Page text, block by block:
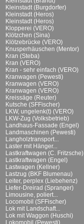
Kleinstadt (Burgdorfer)
Kleinstadt (Heros)
Kleinstadt (Heros)
Klopperei (VERO)
Klötzchen (Sina)
Klötzebrücke (VERO)
Knusperhäuschen (Mentor)
Kran (Steba)
Kran (VERO)
Kran - sehr einfach (VERO)
Kranwagen (Pewesti)
Kranwagen (VERO)
Kranwagen (VERO)
Kreissäge (Reuter)
Kutsche (SFFischer)
LKW, ungelenk(t) (VERO)
LKW-Zug (Volksbetrieb)
Landhaus-Fassade (Engel)
Landmaschinen (Pewesti)
Langholztransport...
Laster mit Hänger...
Lastkraftwagen (C. Fritzsche)
Lastkraftwagen (Engel)
Lastwagen (Kellner)
Lastzug (BKF Blumenau)
Leiter, perplex (Liebehenz)
Liefer-Dreirad (Spranger)
Limousine, poliert...
Locomobil (SFFischer)
Lok mit Landschaft...
Lok mit Waggon (Huschi)
Lokomobil (Pewesti)